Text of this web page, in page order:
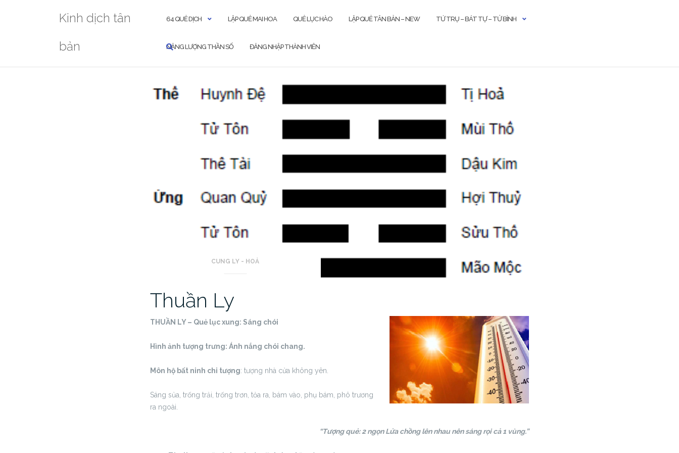
Kinh dịch tân
bản
64 QUẺ DỊCH LẬP QUẺ MAI HOA QUẺ LỤC HÀO LẬP QUẺ TÂN BẢN – NEW TỨ TRỤ – BÁT TỰ – TỬ BÌNH
NĂNG LƯỢNG THẦN SỐ ĐĂNG NHẬP THÀNH VIÊN
CUNG LY - HOẢ
Thuần Ly
THUẦN LY – Quẻ lục xung: Sáng chói
Hình ảnh tượng trưng: Ánh nắng chói chang.
Môn hộ bất ninh chi tượng: tượng nhà cửa không yên.
Sáng sủa, trống trải, trống trơn, tỏa ra, bám vào, phụ bám, phô trương
ra ngoài.
“Tượng quẻ: 2 ngọn Lửa chồng lên nhau nên sáng rọi cả 1 vùng.”